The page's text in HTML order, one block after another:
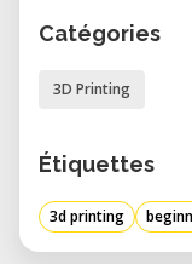
Terminen
Catégories
3D Printing
Étiquettes
3d printing